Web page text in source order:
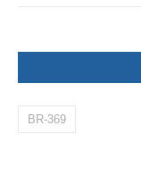
BR-369